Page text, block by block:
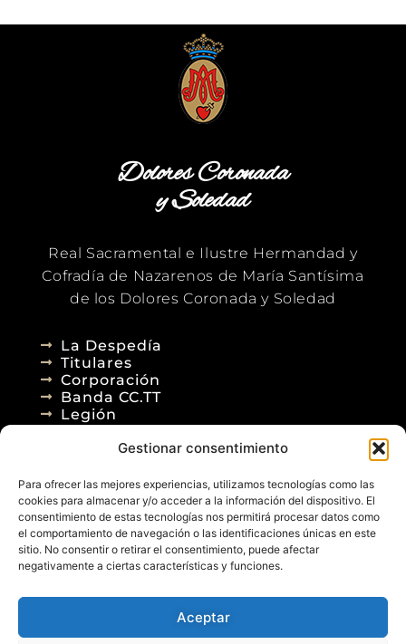
Gestionar consentimiento
Para ofrecer las mejores experiencias, utilizamos tecnologías como las
cookies para almacenar y/o acceder a la información del dispositivo. El
consentimiento de estas tecnologías nos permitirá procesar datos como
el comportamiento de navegación o las identificaciones únicas en este
sitio. No consentir o retirar el consentimiento, puede afectar
negativamente a ciertas características y funciones.
Aceptar
Dolores Coronada
y Soledad
Real Sacramental e Ilustre Hermandad y
Cofradía de Nazarenos de María Santísima
de los Dolores Coronada y Soledad
La Despedía
Titulares
Corporación
Banda CC.TT
Legión
Agenda
Blog
Contacto